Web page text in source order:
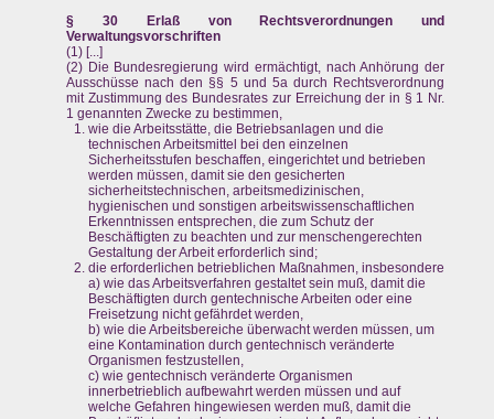
§ 30 Erlaß von Rechtsverordnungen und
Verwaltungsvorschriften
(1) [...]
(2) Die Bundesregierung wird ermächtigt, nach Anhörung der
Ausschüsse nach den §§ 5 und 5a durch Rechtsverordnung
mit Zustimmung des Bundesrates zur Erreichung der in § 1 Nr.
1 genannten Zwecke zu bestimmen,
wie die Arbeitsstätte, die Betriebsanlagen und die
technischen Arbeitsmittel bei den einzelnen
Sicherheitsstufen beschaffen, eingerichtet und betrieben
werden müssen, damit sie den gesicherten
sicherheitstechnischen, arbeitsmedizinischen,
hygienischen und sonstigen arbeitswissenschaftlichen
Erkenntnissen entsprechen, die zum Schutz der
Beschäftigten zu beachten und zur menschengerechten
Gestaltung der Arbeit erforderlich sind;
die erforderlichen betrieblichen Maßnahmen, insbesondere
a) wie das Arbeitsverfahren gestaltet sein muß, damit die
Beschäftigten durch gentechnische Arbeiten oder eine
Freisetzung nicht gefährdet werden,
b) wie die Arbeitsbereiche überwacht werden müssen, um
eine Kontamination durch gentechnisch veränderte
Organismen festzustellen,
c) wie gentechnisch veränderte Organismen
innerbetrieblich aufbewahrt werden müssen und auf
welche Gefahren hingewiesen werden muß, damit die